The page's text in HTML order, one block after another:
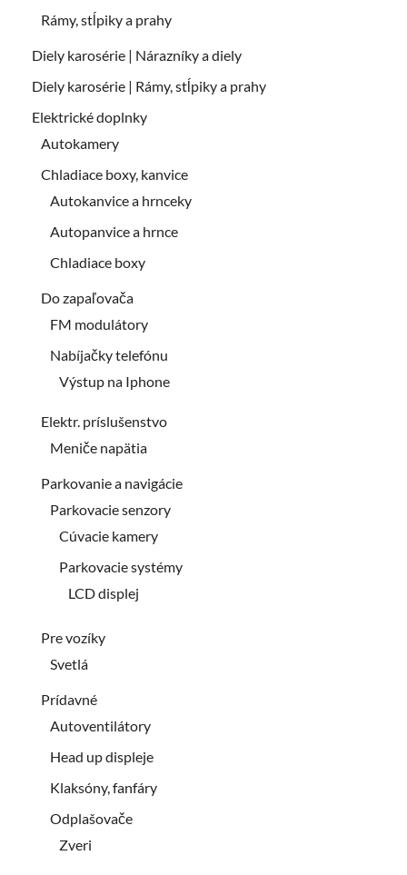
Rámy, stĺpiky a prahy
Diely karosérie | Nárazníky a diely
Diely karosérie | Rámy, stĺpiky a prahy
Elektrické doplnky
Autokamery
Chladiace boxy, kanvice
Autokanvice a hrnceky
Autopanvice a hrnce
Chladiace boxy
Do zapaľovača
FM modulátory
Nabíjačky telefónu
Výstup na Iphone
Elektr. príslušenstvo
Meniče napätia
Parkovanie a navigácie
Parkovacie senzory
Cúvacie kamery
Parkovacie systémy
LCD displej
Pre vozíky
Svetlá
Prídavné
Autoventilátory
Head up displeje
Klaksóny, fanfáry
Odplašovače
Zveri